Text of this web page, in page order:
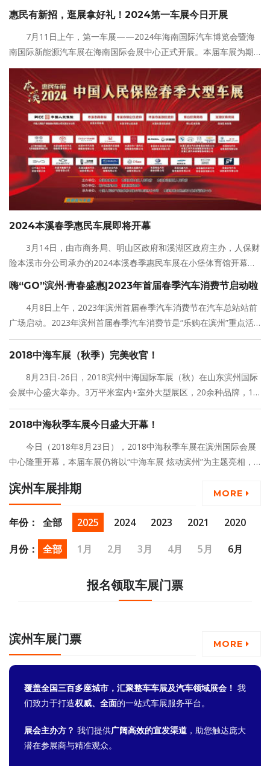
惠民有新招，逛展拿好礼！2024第一车展今日开展
7月11日上午，第一车展——2024年海南国际汽车博览会暨海
南国际新能源汽车展在海南国际会展中心正式开展。本届车展为期4
天，联合各车企推出多重优惠福利，为广大市民献上一场内容丰富
的汽车消费盛宴。
2024本溪春季惠民车展即将开幕
3月14日，由市商务局、明山区政府和溪湖区政府主办，人保财
险本溪市分公司承办的2024本溪春季惠民车展在小堡体育馆开幕。2
0多家汽车销售企业、40多个品牌、400多款车型在车展亮相，为今
年车市带来新一轮消费盛宴。
嗨“GO”滨州·青春盛惠|2023年首届春季汽车消费节启动啦
4月8日上午，2023年滨州首届春季汽车消费节在汽车总站站前
广场启动。2023年滨州首届春季汽车消费节是“乐购在滨州”重点活
动之一，上半年发放汽车专项消费券一千余万元，让消费者得到“真
金白银”的实惠，带动滨州汽车消费人气聚起来、市场动起来、消费
2018中海车展（秋季）完美收官！
8月23日-26日，2018滨州中海国际车展（秋）在山东滨州国际
会展中心盛大举办。3万平米室内+室外大型展区，20余种品牌，10
0多款车型参展，此外加入新能源汽车，豪华摩托车展区，为期4天
共接待2万人次观展，成功塑造了“中海车展汽车文化节”这一综合车
2018中海秋季车展今日盛大开幕！
今日（2018年8月23日），2018中海秋季车展在滨州国际会展
中心隆重开幕，本届车展仍将以“中海车展 炫动滨州”为主题亮相，
惠、高品质的购车体验！
滨州车展排期 MORE
年份： 全部 2025 2024 2023 2021
2020
2019
2018
月份： 全部 1月 2月 3月 4月 5月
6月
报名领取车展门票
滨州车展门票 MORE
覆盖全国三百多座城市，汇聚整车车展及汽车领域展会！ 我
们致力于打造权威、全面的一站式车展服务平台。
展会主办方？ 我们提供广阔高效的宣发渠道 ，助您触达庞大
潜在参展商与精准观众。